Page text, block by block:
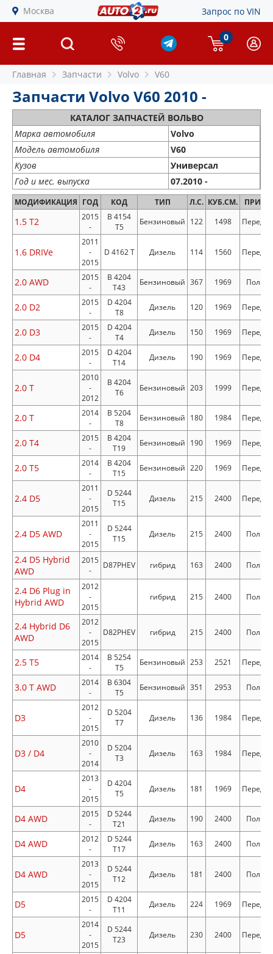
Москва Запрос по VIN
0
Главная Запчасти Volvo V60
Запчасти Volvo V60 2010 -
КАТАЛОГ ЗАПЧАСТЕЙ ВОЛЬВО
Марка автомобиля
Volvo
Модель автомобиля
V60
Кузов
Универсал
Год и мес. выпуска
07.2010 -
МОДИФИКАЦИЯ ГОД КОД ТИП Л.С. КУБ.СМ.
1.5 T2
2015
-
B 4154
T5
Бензиновый 122 1498
1.6 DRIVe
2011
-
2015
D 4162 T Дизель 114 1560
2.0 AWD
2015
-
B 4204
T43
Бензиновый 367 1969
2.0 D2
2015
-
D 4204
T8
Дизель 120 1969
2.0 D3
2015
-
D 4204
T4
Дизель 150 1969
2.0 D4
2015
-
D 4204
T14
Дизель 190 1969
2.0 T
2010
-
2012
B 4204
T6
Бензиновый 203 1999
2.0 T
2014
-
B 5204
T8
Бензиновый 180 1984
2.0 T4
2015
-
B 4204
T19
Бензиновый 190 1969
2.0 T5
2014
-
B 4204
T15
Бензиновый 220 1969
2.4 D5
2011
-
2015
D 5244
T15
Дизель 215 2400
2.4 D5 AWD
2011
-
2015
D 5244
T15
Дизель 215 2400
2.4 D5 Hybrid
AWD
2015
-
D87PHEV гибрид 163 2400
2.4 D6 Plug in
Hybrid AWD
2012
-
2015
гибрид 215 2400
2.4 Hybrid D6
AWD
2012
-
2015
D82PHEV гибрид 215 2400
2.5 T5
2014
-
B 5254
T5
Бензиновый 253 2521
3.0 T AWD
2014
-
B 6304
T5
Бензиновый 351 2953
D3
2012
-
2015
D 5204
T7
Дизель 136 1984
D3 / D4
2010
-
2014
D 5204
T3
Дизель 163 1984
D4
2013
-
2015
D 4204
T5
Дизель 181 1969
D4 AWD
2015
-
D 5244
T21
Дизель 190 2400
D4 AWD
2012
-
D 5244
T17
Дизель 163 2400
D4 AWD
2013
-
2015
D 5244
T12
Дизель 181 2400
D5
2015
-
D 4204
T11
Дизель 224 1969
D5
2014
-
2015
D 5244
T23
Дизель 230 2400